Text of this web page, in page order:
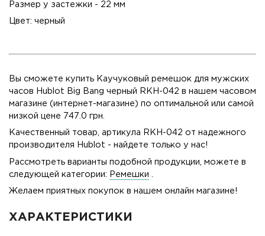
Размер у застежки - 22 мм
Цвет: черный
Вы сможете купить Каучуковый ремешок для мужских
часов Hublot Big Bang черный RKH-042 в нашем часовом
магазине (интернет-магазине) по оптимальной или самой
низкой цене 747.0 грн.
Качественный товар, артикула RKH-042 от надежного
производителя Hublot - найдете только у нас!
Рассмотреть варианты подобной продукции, можете в
следующей категории:
Ремешки
Желаем приятных покупок в нашем онлайн магазине!
ХАРАКТЕРИСТИКИ